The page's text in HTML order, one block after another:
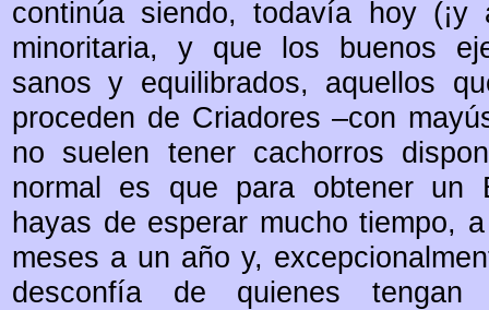
continúa siendo, todavía hoy
minoritaria, y que los buenos
sanos y equilibrados, aquellos
proceden de Criadores –con
no suelen tener cachorros
normal es que para obtener un
hayas de esperar mucho tiempo,
meses a un año y,
desconfía de quienes